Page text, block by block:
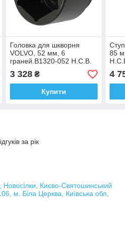
Головка для шкворня
VOLVO, 52 мм, 6
граней.B1320-052 H.C.B.
3 328₴
Купити
85
4
за рік
Новосілки, Києво-Святошинський
м. Біла Церква, Київська обл,